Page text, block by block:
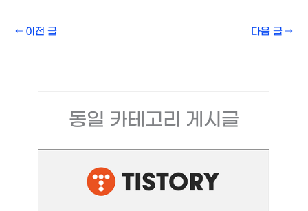
← 이전 글 다음 글 →
동일 카테고리 게시글